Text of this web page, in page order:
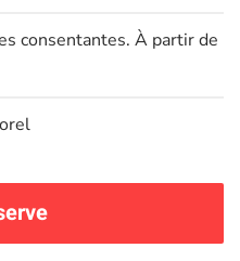
consentantes. À partir de